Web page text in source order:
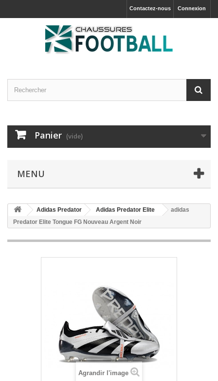
Connexion
Contactez-nous
Panier (vide)
MENU
Adidas Predator Adidas Predator Elite
adidas
Predator Elite Tongue FG Nouveau Argent Noir
Agrandir l'image